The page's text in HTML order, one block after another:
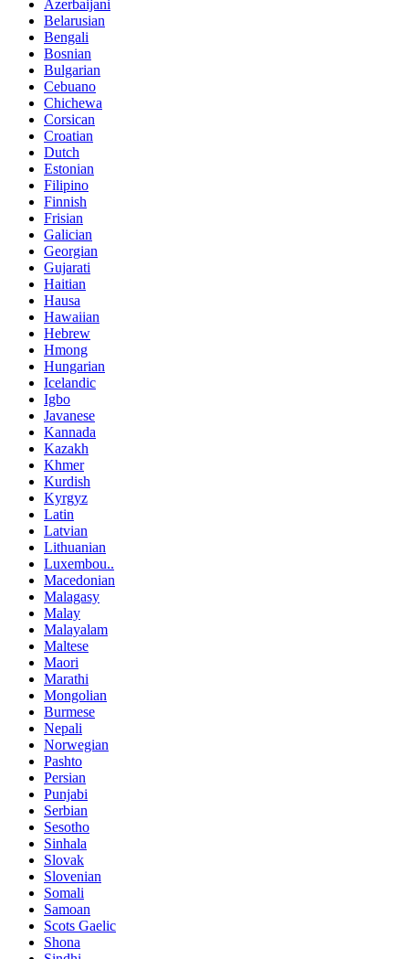
Azerbaijani
Belarusian
Bengali
Bosnian
Bulgarian
Cebuano
Chichewa
Corsican
Croatian
Dutch
Estonian
Filipino
Finnish
Frisian
Galician
Georgian
Gujarati
Haitian
Hausa
Hawaiian
Hebrew
Hmong
Hungarian
Icelandic
Igbo
Javanese
Kannada
Kazakh
Khmer
Kurdish
Kyrgyz
Latin
Latvian
Lithuanian
Luxembou..
Macedonian
Malagasy
Malay
Malayalam
Maltese
Maori
Marathi
Mongolian
Burmese
Nepali
Norwegian
Pashto
Persian
Punjabi
Serbian
Sesotho
Sinhala
Slovak
Slovenian
Somali
Samoan
Scots Gaelic
Shona